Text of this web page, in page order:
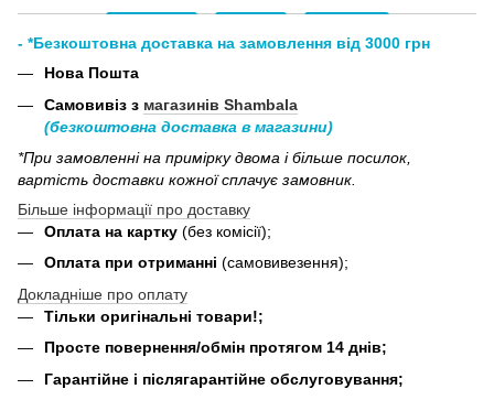
- *Безкоштовна доставка на замовлення від 3000 грн
Нова Пошта
Самовивіз з магазинів Shambala
(безкоштовна доставка в магазини)
*При замовленні на примірку двома і більше посилок,
вартість доставки кожної сплачує замовник.
Більше інформації про доставку
Оплата на картку (без комісії);
Оплата при отриманні (самовивезення);
Докладніше про оплату
Тільки оригінальні товари!;
Просте повернення/обмін протягом 14 днів;
Гарантійне і післягарантійне обслуговування;